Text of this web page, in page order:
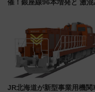
催！銀座線96本増発と 激混
アクセス攻略法、2万発の花
都心の夜に！
JR北海道が新型事業用機関